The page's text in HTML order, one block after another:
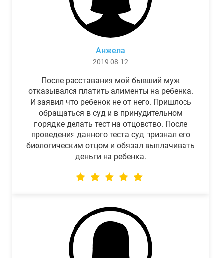
Анжела
2019-08-12
После расставания мой бывший муж
отказывался платить алименты на ребенка.
И заявил что ребенок не от него. Пришлось
обращаться в суд и в принудительном
порядке делать тест на отцовство. После
проведения данного теста суд признал его
биологическим отцом и обязал выплачивать
деньги на ребенка.